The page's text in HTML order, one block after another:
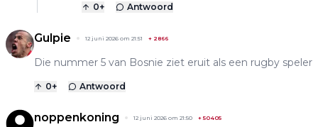
0+ Antwoord
Gulpie 12 juni 2026 om 21:51 + 2866
Die nummer 5 van Bosnie ziet eruit als een rugby speler
0+ Antwoord
noppenkoning 12 juni 2026 om 21:50 + 50405